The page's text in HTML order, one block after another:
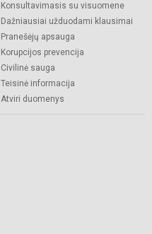
Konsultavimasis su visuomene
Dažniausiai užduodami klausimai
Pranešėjų apsauga
Korupcijos prevencija
Civilinė sauga
Teisinė informacija
Atviri duomenys